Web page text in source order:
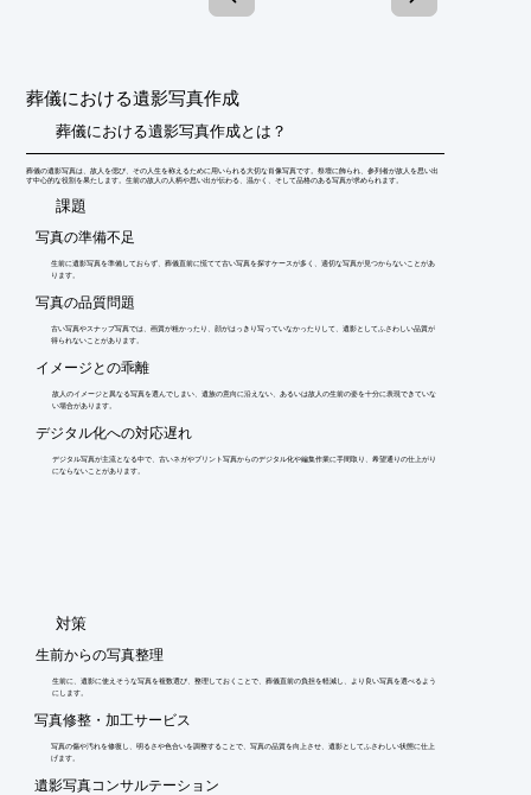
葬儀における遺影写真作成
葬儀における遺影写真作成とは？
葬儀の遺影写真は、故人を偲び、その人生を称えるために用いられる大切な肖像写真です。祭壇に飾られ、参列者が故人を思い出
す中心的な役割を果たします。生前の故人の人柄や思い出が伝わる、温かく、そして品格のある写真が求められます。
​課題
写真の準備不足
生前に遺影写真を準備しておらず、葬儀直前に慌てて古い写真を探すケースが多く、適切な写真が見つからないことがあ
ります。
写真の品質問題
古い写真やスナップ写真では、画質が粗かったり、顔がはっきり写っていなかったりして、遺影としてふさわしい品質が
得られないことがあります。
イメージとの乖離
故人のイメージと異なる写真を選んでしまい、遺族の意向に沿えない、あるいは故人の生前の姿を十分に表現できていな
い場合があります。
デジタル化への対応遅れ
デジタル写真が主流となる中で、古いネガやプリント写真からのデジタル化や編集作業に手間取り、希望通りの仕上がり
にならないことがあります。
​対策
生前からの写真整理
生前に、遺影に使えそうな写真を複数選び、整理しておくことで、葬儀直前の負担を軽減し、より良い写真を選べるよう
にします。
写真修整・加工サービス
写真の傷や汚れを修復し、明るさや色合いを調整することで、写真の品質を向上させ、遺影としてふさわしい状態に仕上
げます。
遺影写真コンサルテーション